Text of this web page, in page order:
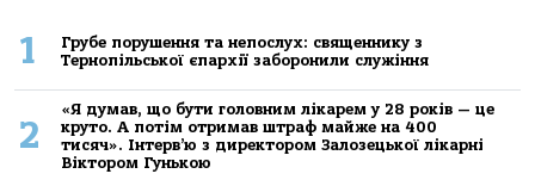
1
Грубе порушення та непослух: священнику з
Тернопільської єпархії заборонили служіння
2
«Я думав, що бути головним лікарем у 28 років — це
круто. А потім отримав штраф майже на 400
тисяч». Інтерв’ю з директором Залозецької лікарні
Віктором Гунькою